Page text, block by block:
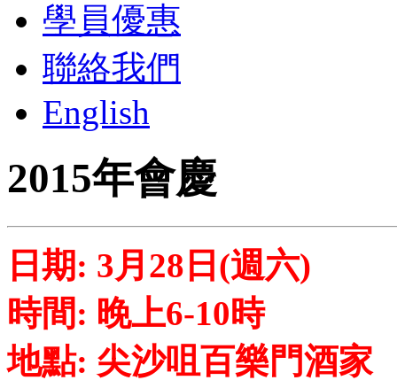
學員優惠
聯絡我們
English
2015年會慶
日期: 3月28日(週六)
時間: 晚上6-10時
地點: 尖沙咀百樂門酒家